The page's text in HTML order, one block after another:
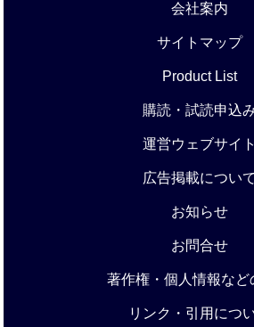
会社案内
サイトマップ
Product List
購読・試読申込
運営ウェブサイト
広告掲載について
お知らせ
お問合せ
著作権・個人情報など
リンク・引用につ